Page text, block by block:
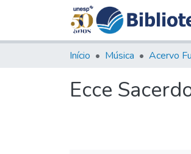
Início Música Acervo
Ecce